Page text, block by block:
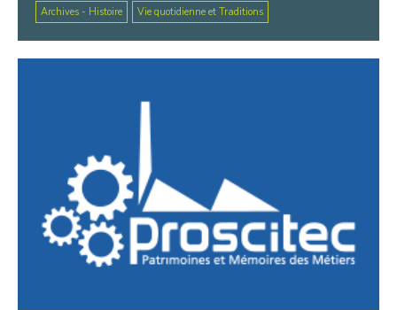
Archives - Histoire Vie quotidienne et Traditions